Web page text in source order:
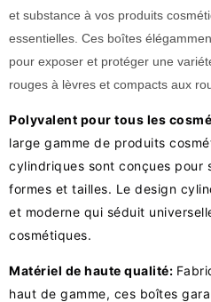
et substance à vos produits
essentielles. Ces boîtes
pour exposer et protéger une
rouges à lèvres et compacts aux
Polyvalent pour tous les
large gamme de produits
cylindriques sont conçues pour
formes et tailles. Le design
et moderne qui séduit
cosmétiques.
Matériel de haute qualité:
haut de gamme, ces boîtes